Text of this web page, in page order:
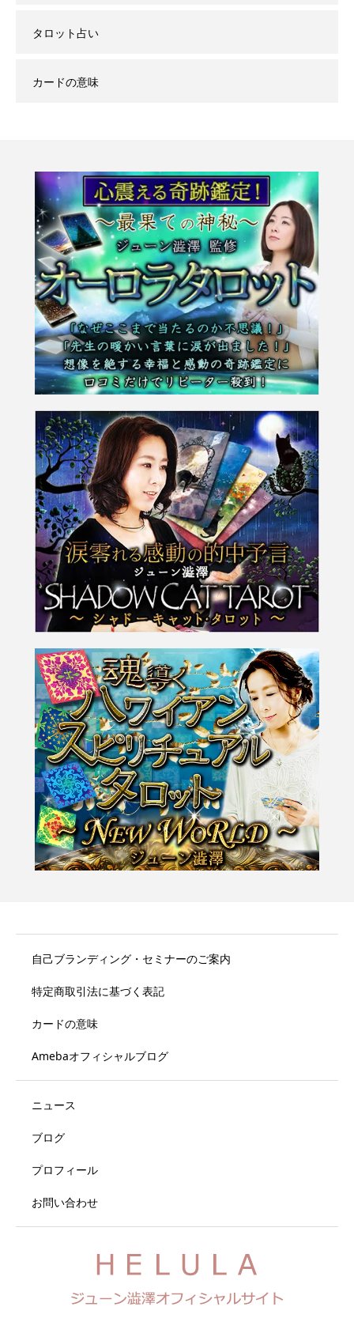
タロット占い
カードの意味
自己ブランディング・セミナーのご案内
特定商取引法に基づく表記
カードの意味
Amebaオフィシャルブログ
ニュース
ブログ
プロフィール
お問い合わせ